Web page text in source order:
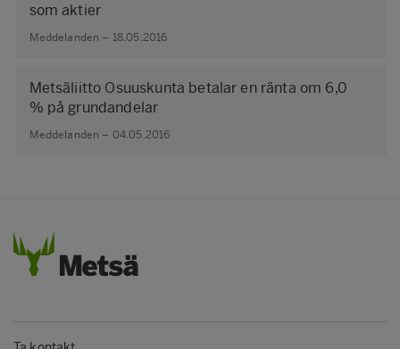
som aktier
Meddelanden – 18.05.2016
Metsäliitto Osuuskunta betalar en ränta om 6,0
% på grundandelar
Meddelanden – 04.05.2016